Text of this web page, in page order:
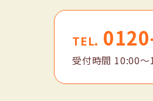
TEL.
受付時間 10:00〜